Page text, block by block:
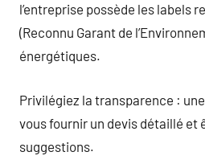
l’entreprise possède les labels
(Reconnu Garant de
énergétiques.
Privilégiez la transparence :
vous fournir un devis détaillé et
suggestions.